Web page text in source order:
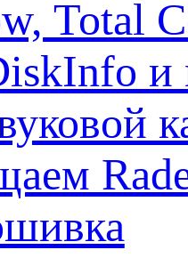
Total
и